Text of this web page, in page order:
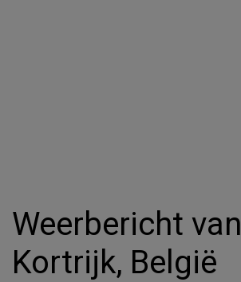
Weerbericht van
Kortrijk, België